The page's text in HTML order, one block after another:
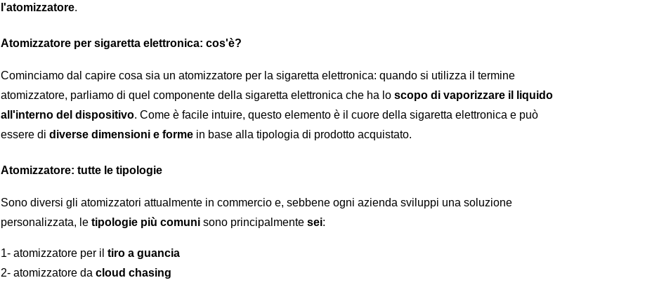
l'atomizzatore.
Atomizzatore per sigaretta elettronica: cos'è?
Cominciamo dal capire cosa sia un atomizzatore per la sigaretta elettronica: quando si utilizza il termine
atomizzatore, parliamo di quel componente della sigaretta elettronica che ha lo scopo di vaporizzare il liquido
all'interno del dispositivo. Come è facile intuire, questo elemento è il cuore della sigaretta elettronica e può
essere di diverse dimensioni e forme in base alla tipologia di prodotto acquistato.
Atomizzatore: tutte le tipologie
Sono diversi gli atomizzatori attualmente in commercio e, sebbene ogni azienda sviluppi una soluzione
personalizzata, le tipologie più comuni sono principalmente sei:
1- atomizzatore per il tiro a guancia
2- atomizzatore da cloud chasing